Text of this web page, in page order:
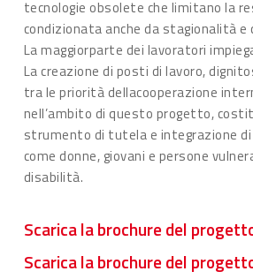
tecnologie obsolete che limitano la
condizionata anche da stagionalità
La maggiorparte dei lavoratori
La creazione di posti di lavoro,
tra le priorità dellacooperazione
nell’ambito di questo progetto,
strumento di tutela e integrazione di
come donne, giovani e persone
disabilità.
Scarica la brochure del
Scarica la brochure del